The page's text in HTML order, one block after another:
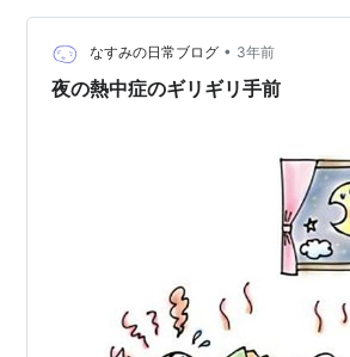
なすみの日常ブログ • 3年前
夜の熱中症のギリギリ手前